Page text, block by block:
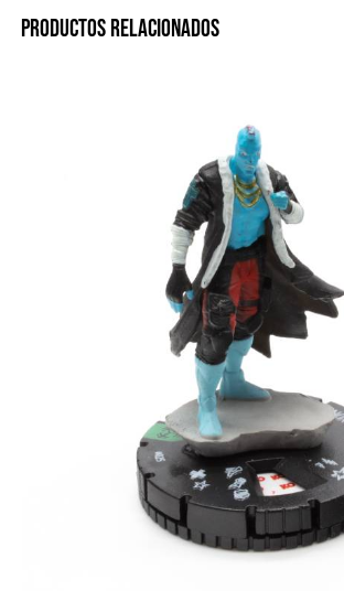
PRODUCTOS RELACIONADOS